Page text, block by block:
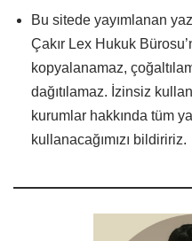
Bu sitede yayımlanan
Çakır Lex Hukuk
kopyalanamaz,
dağıtılamaz. İzinsiz
kurumlar hakkında tüm
kullanacağımızı bildiririz.